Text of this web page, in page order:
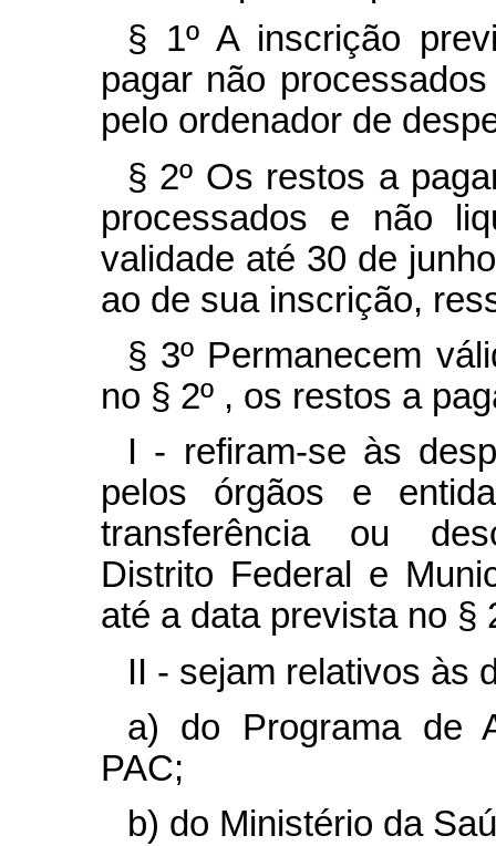
§ 1º A inscrição
pagar não
pelo ordenador de
§ 2º Os restos a
processados e não
validade até 30 de
ao de sua inscrição,
§ 3º Permanecem
no § 2º , os restos a
I - refiram-se às
pelos órgãos e
transferência ou
Distrito Federal e
até a data prevista no §
II - sejam relativos às
a) do Programa de
PAC;
b) do Ministério da